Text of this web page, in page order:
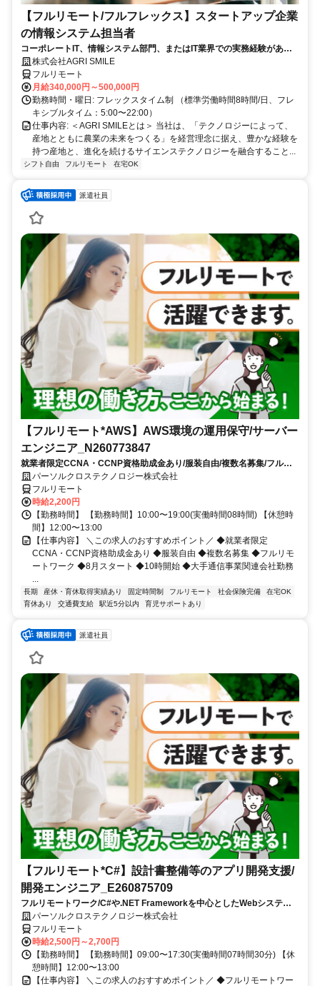
【フルリモート/フルフレックス】スタートアップ企業
の情報システム担当者
コーポレートIT、情報システム部門、またはIT業界での実務経験がある
方、大歓迎！
株式会社AGRI SMILE
フルリモート
月給340,000円～500,000円
勤務時間・曜日: フレックスタイム制 （標準労働時間8時間/日、フレ
キシブルタイム：5:00〜22:00）
仕事内容: ＜AGRI SMILEとは＞ 当社は、「テクノロジーによって、
産地とともに農業の未来をつくる」を経営理念に据え、豊かな経験を
持つ産地と、進化を続けるサイエンステクノロジーを融合すること...
シフト自由 フルリモート 在宅OK
派遣社員
【フルリモート*AWS】AWS環境の運用保守/サーバー
エンジニア_N260773847
就業者限定CCNA・CCNP資格助成金あり/服装自由/複数名募集/フルリ
モートワーク/8月スタート/10時開始/大手通信事業関連会社勤務
パーソルクロステクノロジー株式会社
フルリモート
時給2,200円
【勤務時間】 【勤務時間】10:00〜19:00(実働時間08時間) 【休憩時
間】12:00〜13:00
【仕事内容】 ＼この求人のおすすめポイント／ ◆就業者限定
CCNA・CCNP資格助成金あり ◆服装自由 ◆複数名募集 ◆フルリモ
ートワーク ◆8月スタート ◆10時開始 ◆大手通信事業関連会社勤務
長期 産休・育休取得実績あり 固定時間制 フルリモート 社会保険完備
在宅OK
育休あり
交通費支給 駅近5分以内 育児サポートあり
派遣社員
【フルリモート*C#】設計書整備等のアプリ開発支援/
開発エンジニア_E260875709
フルリモートワーク/C#や.NET Frameworkを中心としたWebシステム
の設計に携われる/既存システムの解析〜設計書作成まで担当でき、設計
スキルを磨ける
パーソルクロステクノロジー株式会社
フルリモート
時給2,500円～2,700円
【勤務時間】 【勤務時間】09:00〜17:30(実働時間07時間30分) 【休
憩時間】12:00〜13:00
【仕事内容】 ＼この求人のおすすめポイント／ ◆フルリモートワー